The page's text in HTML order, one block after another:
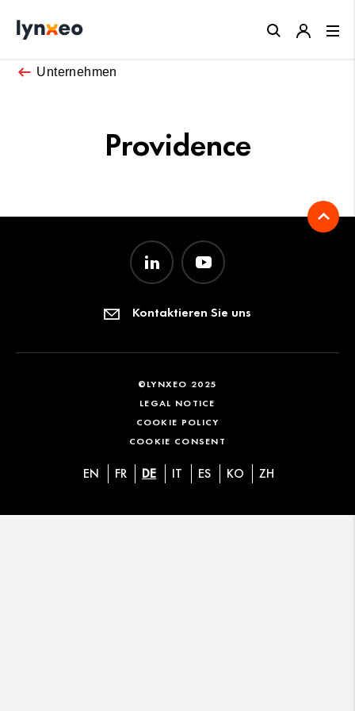
Unternehmen
Providence
Close
Kontaktieren Sie uns
©LYNXEO 2025
LEGAL NOTICE
COOKIE POLICY
COOKIE CONSENT
EN FR DE IT ES KO ZH